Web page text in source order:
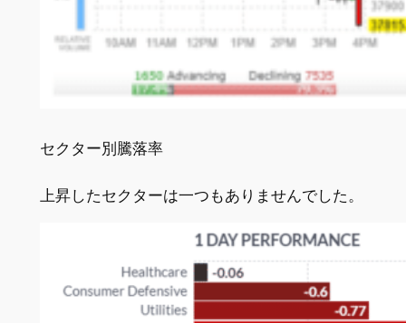
セクター別騰落率
上昇したセクターは一つもありませんでした。